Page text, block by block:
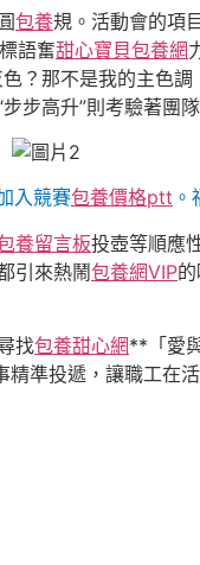
包養規。活動會的項
語奮甜心寶貝包養網
？那不是我的主色
步高升”則考驗著團
入競賽包養價格ptt
養留言板投壺等順應
引來熱鬧包養網VIP
找包養甜心網**「愛
準投遞，讓職工在